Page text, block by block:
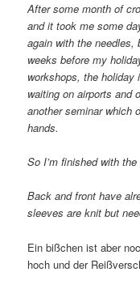
After some month of
and it took me some
again with the
weeks before my
workshops, the
waiting on airports and
another seminar which
hands.
So I’m finished with
Back and front have
sleeves are knit but
Ein bißchen ist aber
hoch und der